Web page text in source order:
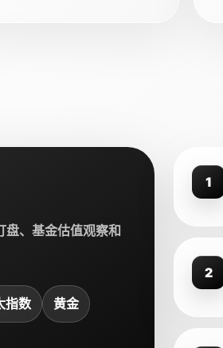
盘、基金估值观察和
指数 黄金
1
2